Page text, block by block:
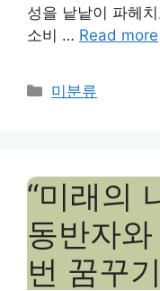
성을 낱낱이 파헤
소비 … Read more
Categories
미분류
“미래의
동반자
번 꿈꾸